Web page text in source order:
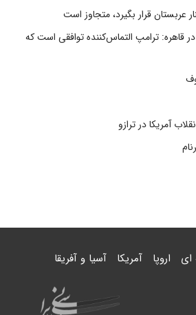
عربستان قرار بگیرد، متجاوز است
قاهره: ترامپ التماس‌کننده توافقی است که
آمریکا در ترازو
ای اروپا آمریکا آسیا و آفریقا